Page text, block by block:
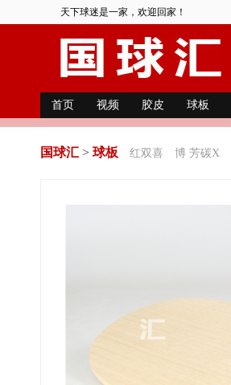
天下球迷是一家，欢迎回家！
首页 视频 胶皮 球板
国球汇 > 球板 红双喜 博 芳碳X